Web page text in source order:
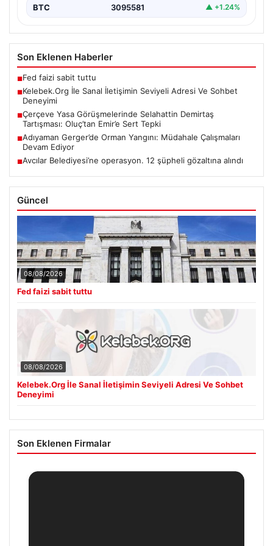
BTC 3095581 ▲ +1.24%
Son Eklenen Haberler
■Fed faizi sabit tuttu
■Kelebek.Org İle Sanal İletişimin Seviyeli Adresi Ve Sohbet
Deneyimi
■Çerçeve Yasa Görüşmelerinde Selahattin Demirtaş
Tartışması: Oluç’tan Emir’e Sert Tepki
■Adıyaman Gerger’de Orman Yangını: Müdahale Çalışmaları
Devam Ediyor
■Avcılar Belediyesi’ne operasyon. 12 şüpheli gözaltına alındı
Güncel
08/08/2026
Fed faizi sabit tuttu
08/08/2026
Kelebek.Org İle Sanal İletişimin Seviyeli Adresi Ve Sohbet
Deneyimi
Son Eklenen Firmalar